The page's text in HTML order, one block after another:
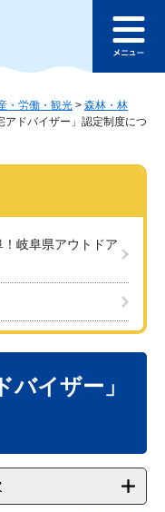
ュ
・労働・観光 > 森林・林
アドバイザー」認定制度につ
岐阜県アウトドア
バイザー」